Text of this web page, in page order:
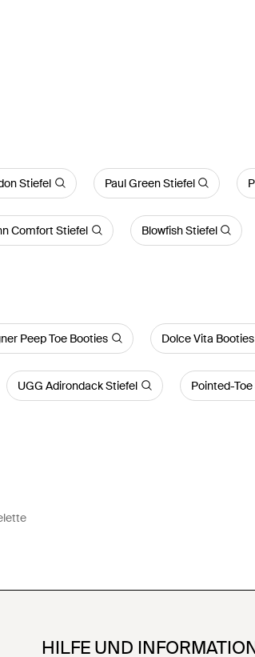
Stiefel Paul Green Stiefel
Comfort Stiefel Blowfish Stiefel
Peep Toe Booties Dolce Vita Booties
UGG Adirondack Stiefel Pointed-
HILFE UND